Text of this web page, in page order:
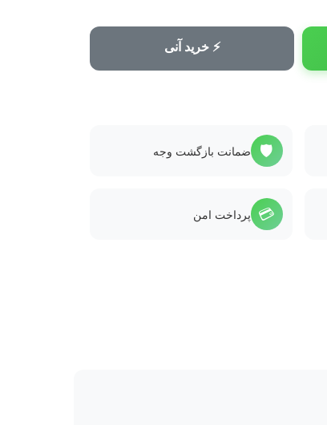
⚡ خرید آنی
🛡️ ضمانت بازگشت وجه
💳 پرداخت امن